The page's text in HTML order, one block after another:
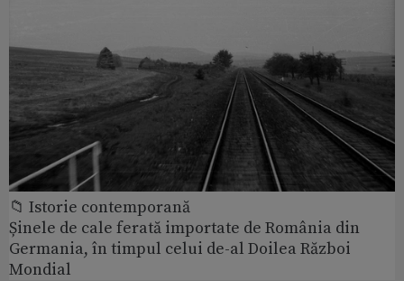
📁 Istorie contemporană
Șinele de cale ferată importate de România din
Germania, în timpul celui de-al Doilea Război
Mondial